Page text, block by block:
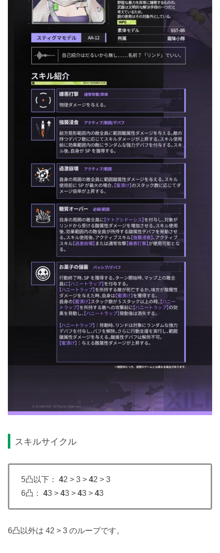
行動終了時、SPを1獲得する。
ターン開始時、フィールド上の敵全員に【ハニ
ートラップ】を付与する、CD1ターン。
【ハニートラップ】を所持する敵が倒れるか、
味方が酸属性ダメージを与えると、自身が【蜜
を1スタック獲得する。自身の
が5スタック以上の時、【ハニートラップ】
持する敵を攻撃する前に、【ハニートラップ】
の効果を発動する。効果発動後【ハニートラッ
は消滅する。
【蜜漬け】：与酸属性ダメージ+1%、最大10ス
【ハニートラップ】：発動すると、リンドが所
フを1つ解除し、支援攻撃を1回行い攻撃力80%
分の範囲酸属性ダメージと体勢ダメージ1を与え
スキルサイクル
5凸以下： 42 > 3 > 42 > 3
6凸： 43 > 43 > 43 > 43
6凸以外は 42 > 3 のループです。